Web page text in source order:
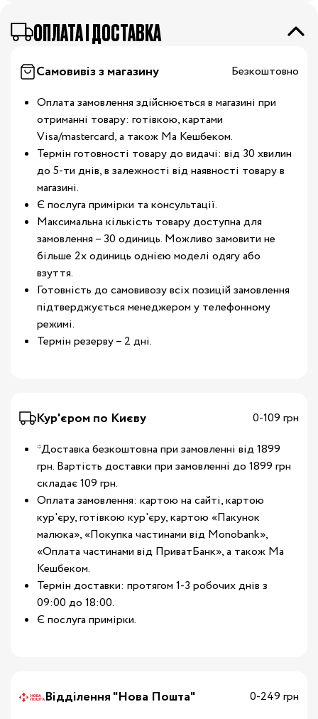
OПЛАТА І ДОСТАВКА
Самовивіз з магазину
Безкоштовно
Оплата замовлення здійснюється в магазині при
отриманні товару: готівкою, картами
Visa/mastercard, а також Ма Кешбеком.
Термін готовності товару до видачі: від 30 хвилин
до 5-ти днів, в залежності від наявності товару в
магазині.
Є послуга примірки та консультації.
Максимальна кількість товару доступна для
замовлення – 30 одиниць. Можливо замовити не
більше 2х одиниць однією моделі одягу або
взуття.
Готовність до самовивозу всіх позицій замовлення
підтверджується менеджером у телефонному
режимі.
Термін резерву – 2 дні.
Кур'єром по Києву
0-109 грн
*Доставка безкоштовна при замовленні від 1899
грн. Вартість доставки при замовленні до 1899 грн
складає 109 грн.
Оплата замовлення: картою на сайті, картою
кур'єру, готівкою кур'єру, картою «Пакунок
малюка», «Покупка частинами від Monobank»,
«Оплата частинами від ПриватБанк», а також Ма
Кешбеком.
Термін доставки: протягом 1-3 робочих днів з
09:00 до 18:00.
Є послуга примірки.
Відділення "Нова Пошта"
0-249 грн